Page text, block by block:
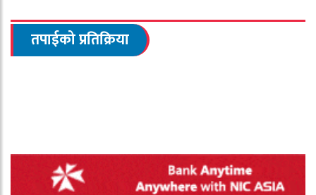
तपाईको प्रतिक्रिया